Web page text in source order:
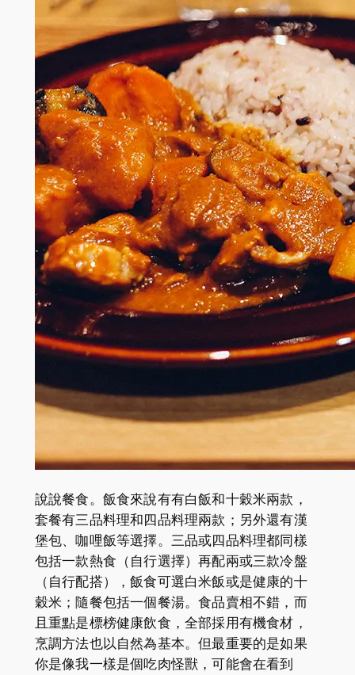
說說餐食。飯食來說有有白飯和十穀米兩款，
套餐有三品料理和四品料理兩款；另外還有漢
堡包、咖哩飯等選擇。三品或四品料理都同樣
包括一款熱食（自行選擇）再配兩或三款冷盤
（自行配搭），飯食可選白米飯或是健康的十
穀米；隨餐包括一個餐湯。食品賣相不錯，而
且重點是標榜健康飲食，全部採用有機食材，
烹調方法也以自然為基本。但最重要的是如果
你是像我一樣是個吃肉怪獸，可能會在看到